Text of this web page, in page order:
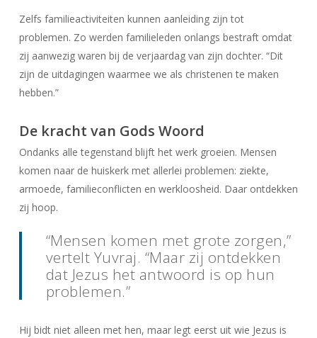
Zelfs familieactiviteiten kunnen aanleiding zijn tot
problemen. Zo werden familieleden onlangs bestraft omdat
zij aanwezig waren bij de verjaardag van zijn dochter. “Dit
zijn de uitdagingen waarmee we als christenen te maken
hebben.”
De kracht van Gods Woord
Ondanks alle tegenstand blijft het werk groeien. Mensen
komen naar de huiskerk met allerlei problemen: ziekte,
armoede, familieconflicten en werkloosheid. Daar ontdekken
zij hoop.
“Mensen komen met grote zorgen,”
vertelt Yuvraj. “Maar zij ontdekken
dat Jezus het antwoord is op hun
problemen.”
Hij bidt niet alleen met hen, maar legt eerst uit wie Jezus is